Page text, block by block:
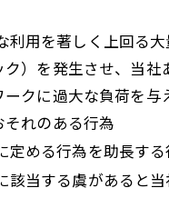
利用を著しく上回る
ク）を発生させ、当
クに過大な負荷を与
それのある行為
定める行為を助長す
該当する虞があると